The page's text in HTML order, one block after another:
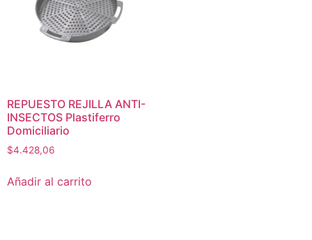
REPUESTO REJILLA ANTI-
INSECTOS Plastiferro
Domiciliario
$4.428,06
Añadir al carrito